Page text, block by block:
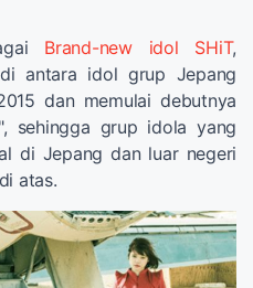
Brand-new idol SHiT,
antara idol grup Jepang
dan memulai debutnya
sehingga grup idola yang
di Jepang dan luar negeri
atas.